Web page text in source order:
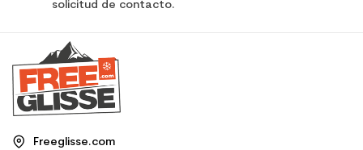
solicitud de contacto.
Freeglisse.com